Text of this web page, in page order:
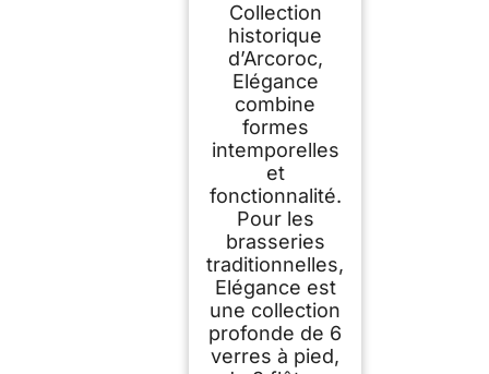
de 6
Collection
historique
d’Arcoroc,
Elégance
combine
formes
intemporelles
et
fonctionnalité.
Pour les
brasseries
traditionnelles,
Elégance est
une collection
profonde de 6
verres à pied,